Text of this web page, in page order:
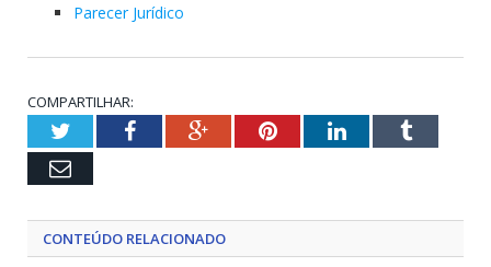
Parecer Jurídico
COMPARTILHAR:
TwitterFacebookGoogle+PinterestLinkedInTumblr
Email
CONTEÚDO RELACIONADO